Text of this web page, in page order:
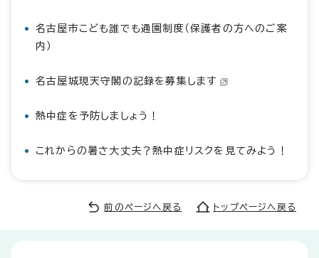
名古屋市こども誰でも通園制度（保護者の方へのご案
内）
名古屋城現天守閣の記録を募集します
熱中症を予防しましょう！
これからの暑さ大丈夫？熱中症リスクを見てみよう！
前のページへ戻る トップページへ戻る